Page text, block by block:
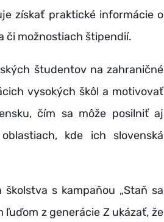
získať praktické informácie o
či možnostiach štipendií.
študentov na zahraničné
vysokých škôl a motivovať
čím sa môže posilniť aj
kde ich slovenská
s kampaňou „Staň sa
ľuďom z generácie Z ukázať, že